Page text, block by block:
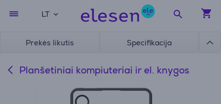
LT
Prekės likutis Specifikacija
Planšetiniai kompiuteriai ir el. knygos